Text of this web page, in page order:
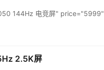
144Hz 电竞屏" price="5999"
2.5K屏